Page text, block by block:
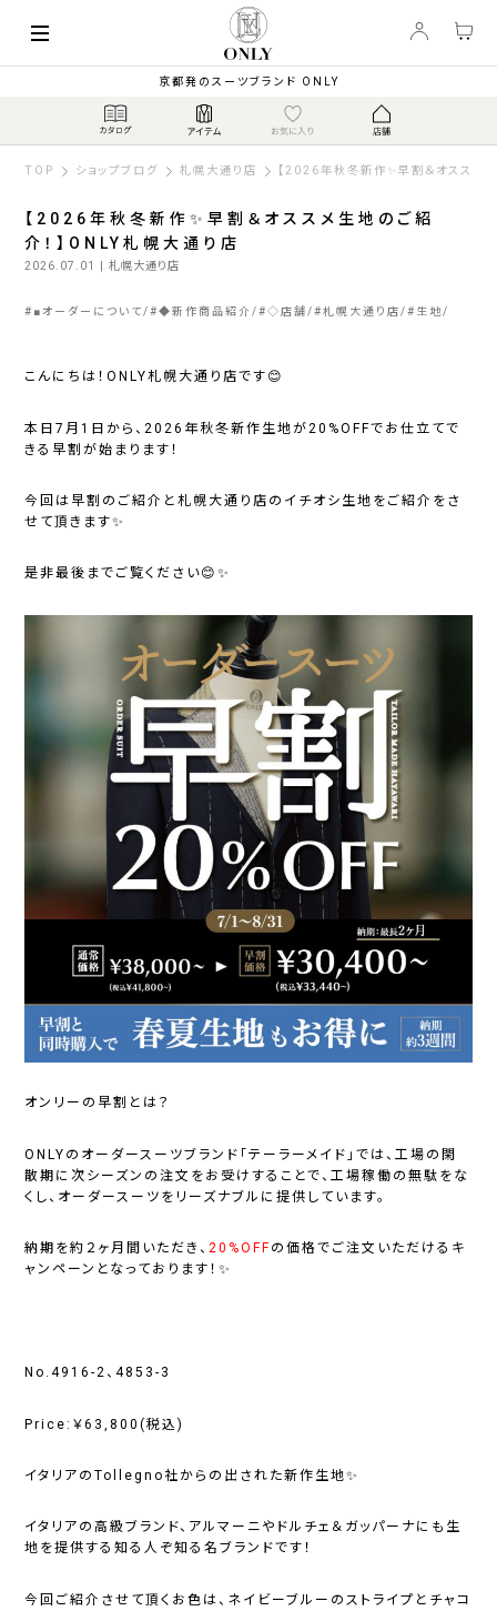
京都発のスーツブランド ONLY
TOP ショップブログ 札幌大通り店 【2026年秋冬新作✨早割＆オススメ
【2026年秋冬新作✨早割＆オススメ生地のご紹
介！】ONLY札幌大通り店
2026.07.01 | 札幌大通り店
# ■オーダーについて #◆新作商品紹介 #◇店舗 #札幌大通り店 # 生地
こんにちは！ONLY札幌大通り店です😊
本日7月1日から、2026年秋冬新作生地が20%OFFでお仕立てで
きる早割が始まります！
今回は早割のご紹介と札幌大通り店のイチオシ生地をご紹介をさ
せて頂きます✨
是非最後までご覧ください😊✨
オンリーの早割とは？
ONLYのオーダースーツブランド「テーラーメイド」では、工場の閑
散期に次シーズンの注文をお受けすることで、工場稼働の無駄をな
くし、オーダースーツをリーズナブルに提供しています。
納期を約２ヶ月間いただき、20%OFFの価格でご注文いただけるキ
ャンペーンとなっております！✨
No.4916-2、4853-3
Price:￥63,800(税込)
イタリアのTollegno社からの出された新作生地✨
イタリアの高級ブランド、アルマーニやドルチェ＆ガッパーナにも生
地を提供する知る人ぞ知る名ブランドです！
今回ご紹介させて頂くお色は、ネイビーブルーのストライプとチャコ